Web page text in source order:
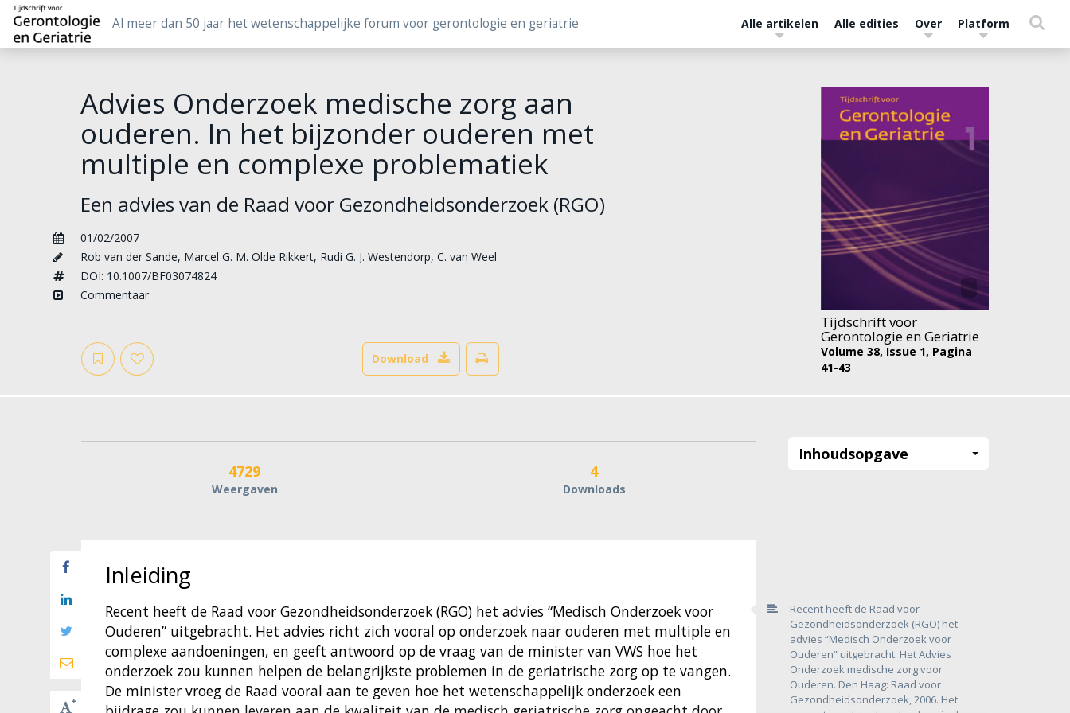
Al meer dan 50 jaar het wetenschappelijke forum voor gerontologie en geriatrie Alle artikelen Alle edities Over Platform
Advies Onderzoek medische zorg aan
ouderen. In het bijzonder ouderen met
multiple en complexe problematiek
Een advies van de Raad voor Gezondheidsonderzoek (RGO)
01/02/2007
Rob van der Sande, Marcel G. M. Olde Rikkert, Rudi G. J. Westendorp, C. van Weel
DOI: 10.1007/BF03074824
Commentaar
Download
Tijdschrift voor
Gerontologie en Geriatrie
Volume 38, Issue 1, Pagina
41-43
4729
Weergaven
4
Downloads
Inhoudsopgave
Inleiding
Recent heeft de Raad voor
Gezondheidsonderzoek (RGO) het
advies “Medisch Onderzoek voor
Ouderen” uitgebracht. Het Advies
Onderzoek medische zorg voor
Ouderen. Den Haag: Raad voor
Gezondheidsonderzoek, 2006. Het
Recent heeft de Raad voor Gezondheidsonderzoek (RGO) het advies “Medisch Onderzoek voor
Ouderen” uitgebracht. Het advies richt zich vooral op onderzoek naar ouderen met multiple en
complexe aandoeningen, en geeft antwoord op de vraag van de minister van VWS hoe het
onderzoek zou kunnen helpen de belangrijkste problemen in de geriatrische zorg op te vangen.
De minister vroeg de Raad vooral aan te geven hoe het wetenschappelijk onderzoek een